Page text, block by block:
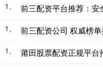
1、 前三配资平台推荐：安
1、 前三配资公司 权威榜
1、 莆田股票配资正规平台